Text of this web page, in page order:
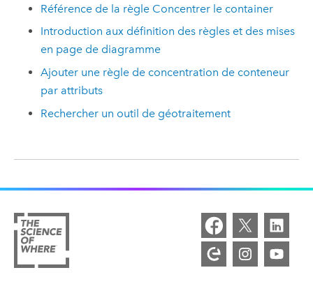
Référence de la règle Concentrer le container
Introduction aux définition des règles et des mises
en page de diagramme
Ajouter une règle de concentration de conteneur
par attributs
Rechercher un outil de géotraitement